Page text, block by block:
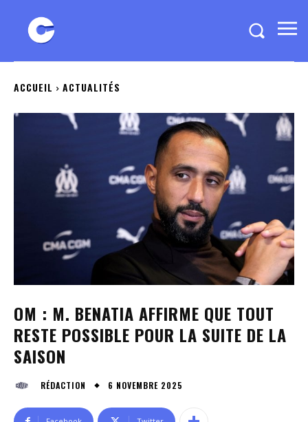
ACCUEIL ACTUALITÉS
OM : M. BENATIA AFFIRME QUE TOUT
RESTE POSSIBLE POUR LA SUITE DE LA
SAISON
RÉDACTION 6 NOVEMBRE 2025